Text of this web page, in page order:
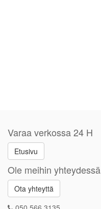
Varaa verkossa 24 H
Etusivu
Ole meihin yhteydessä
Ota yhteyttä